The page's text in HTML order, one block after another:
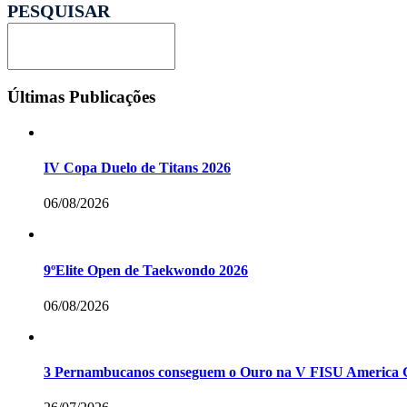
PESQUISAR
Últimas Publicações
IV Copa Duelo de Titans 2026
06/08/2026
9ºElite Open de Taekwondo 2026
06/08/2026
3 Pernambucanos conseguem o Ouro na V FISU